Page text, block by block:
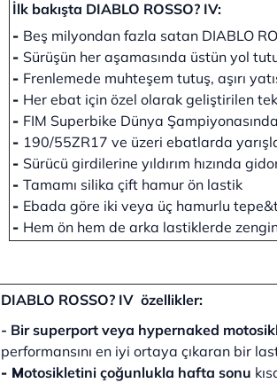
İlk bakışta DIABLO ROSSO? IV:
- Beş milyondan fazla satan DIABLO
- Sürüşün her aşamasında üstün yol
- Frenlemede muhteşem tutuş, aşırı
- Her ebat için özel olarak geliştirilen
- FIM Superbike Dünya
- 190/55ZR17 ve üzeri ebatlarda
- Sürücü girdilerine yıldırım hızında
- Tamamı silika çift hamur ön lastik
- Ebada göre iki veya üç hamurlu
- Hem ön hem de arka lastiklerde
DIABLO ROSSO? IV özellikler:
- Bir superport veya hypernaked
performansını en iyi ortaya çıkaran bir
- Motosikletini çoğunlukla hafta sonu